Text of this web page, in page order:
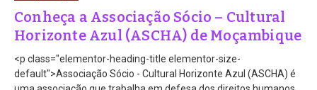
Conheça a Associação Sócio – Cultural
Horizonte Azul (ASCHA) de Moçambique
<p class="elementor-heading-title elementor-size-
default">Associação Sócio - Cultural Horizonte Azul (ASCHA) é